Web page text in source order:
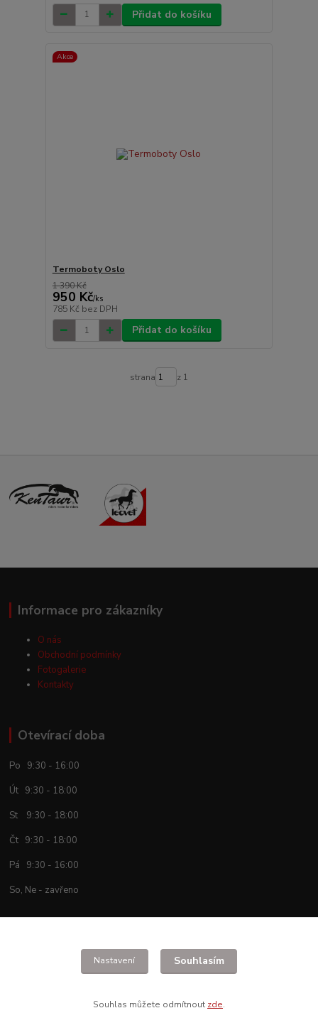
Přidat do košíku
Akce
Termoboty Oslo
1 390 Kč
950 Kč/ks
785 Kč bez DPH
Přidat do košíku
strana z 1
Informace pro zákazníky
O nás
Obchodní podmínky
Fotogalerie
Kontakty
Otevírací doba
Po 9:30 - 16:00
Út 9:30 - 18:00
St 9:30 - 18:00
Čt 9:30 - 18:00
Pá 9:30 - 16:00
So, Ne - zavřeno
Nastavení Souhlasím
Souhlas můžete odmítnout zde.